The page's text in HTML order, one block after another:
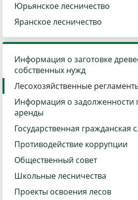
Юрьянское лесничество
Яранское лесничество
Информация о заготовке
собственных нужд
Лесохозяйственные
Информация о задолженности
аренды
Государственная гражданская
Противодействие коррупции
Общественный совет
Школьные лесничества
Проекты освоения лесов